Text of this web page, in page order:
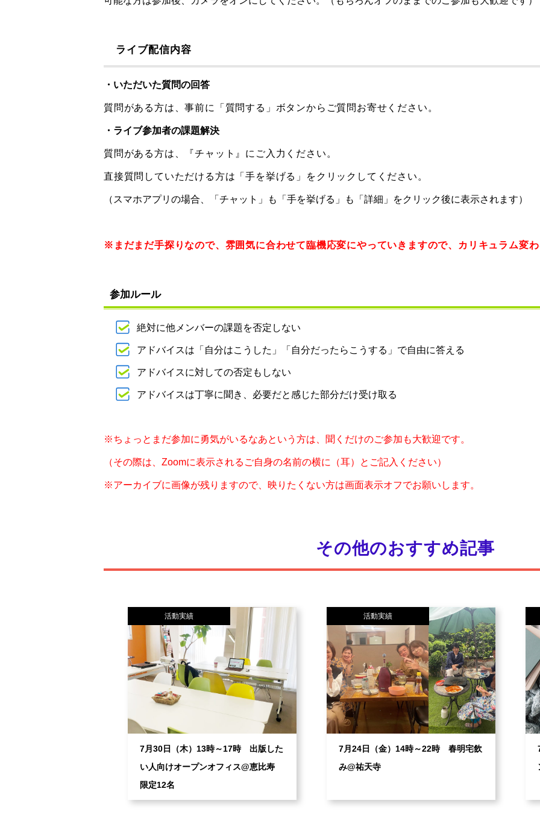
ライブ配信内容
・いただいた質問の回答
質問がある方は、事前に「質問する」ボタンからご質問お寄せください。
・ライブ参加者の課題解決
質問がある方は、『チャット』にご入力ください。
直接質問していただける方は「手を挙げる」をクリックしてください。
（スマホアプリの場合、「チャット」も「手を挙げる」も「詳細」をクリック後に表示されます）
※まだまだ手探りなので、雰囲気に合わせて臨機応変にやっていきますので、カリキュラム変わ
参加ルール
絶対に他メンバーの課題を否定しない
アドバイスは「自分はこうした」「自分だったらこうする」で自由に答える
アドバイスに対しての否定もしない
アドバイスは丁寧に聞き、必要だと感じた部分だけ受け取る
※ちょっとまだ参加に勇気がいるなあという方は、聞くだけのご参加も大歓迎です。
（その際は、Zoomに表示されるご自身の名前の横に（耳）とご記入ください）
※アーカイブに画像が残りますので、映りたくない方は画面表示オフでお願いします。
その他のおすすめ記事
活動実績
7月30日（木）13時～17時 出版した
い人向けオープンオフィス@恵比寿
限定12名
活動実績
7月24日（金）14時～22時 春明宅飲
み@祐天寺